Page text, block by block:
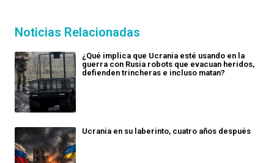
Noticias Relacionadas
¿Qué implica que Ucrania esté usando en la
guerra con Rusia robots que evacuan heridos,
defienden trincheras e incluso matan?
Ucrania en su laberinto, cuatro años después